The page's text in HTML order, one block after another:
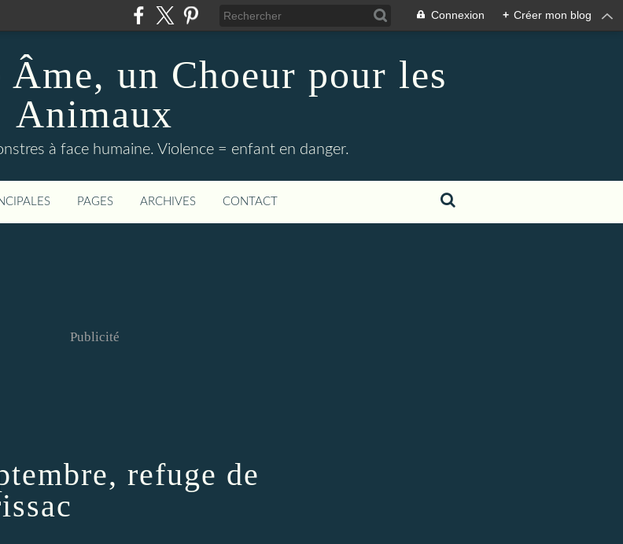
Connexion + Créer mon blog
un Choeur pour les
Animaux
à face humaine. Violence = enfant en danger.
PAGES ARCHIVES CONTACT
Publicité
refuge de